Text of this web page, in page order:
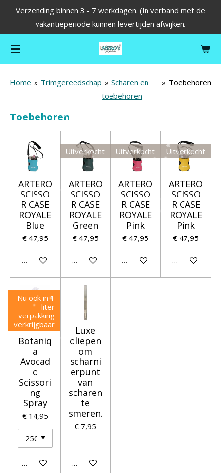
de
hoofdinhoud
Verzending binnen 3 - 7 werkdagen. (In verband met de
vakantieperiode kunnen levertijden afwijken.
Home » Trimgereedschap » Scharen en
toebehoren
» Toebehoren
Toebehoren
ARTERO
SCISSO
R CASE
ROYALE
Blue
€ 47,95
In winkelwagen
Uitverkocht
ARTERO
SCISSO
R CASE
ROYALE
Green
€ 47,95
Houd mij op de hoogte
Uitverkocht
ARTERO
SCISSO
R CASE
ROYALE
Pink
€ 47,95
Houd mij op de hoogte
Uitverkocht
ARTERO
SCISSO
R CASE
ROYALE
Pink
€ 47,95
Houd mij op
Nu ook in 1
liter
verpakking
verkrijgbaar
*
Botaniq
a
Avocad
o
Scissori
ng
Spray
€ 14,95
In winkelwagen
Luxe
oliepen
om
scharni
erpunt
van
scharen
te
smeren.
€ 7,95
In winkelwagen